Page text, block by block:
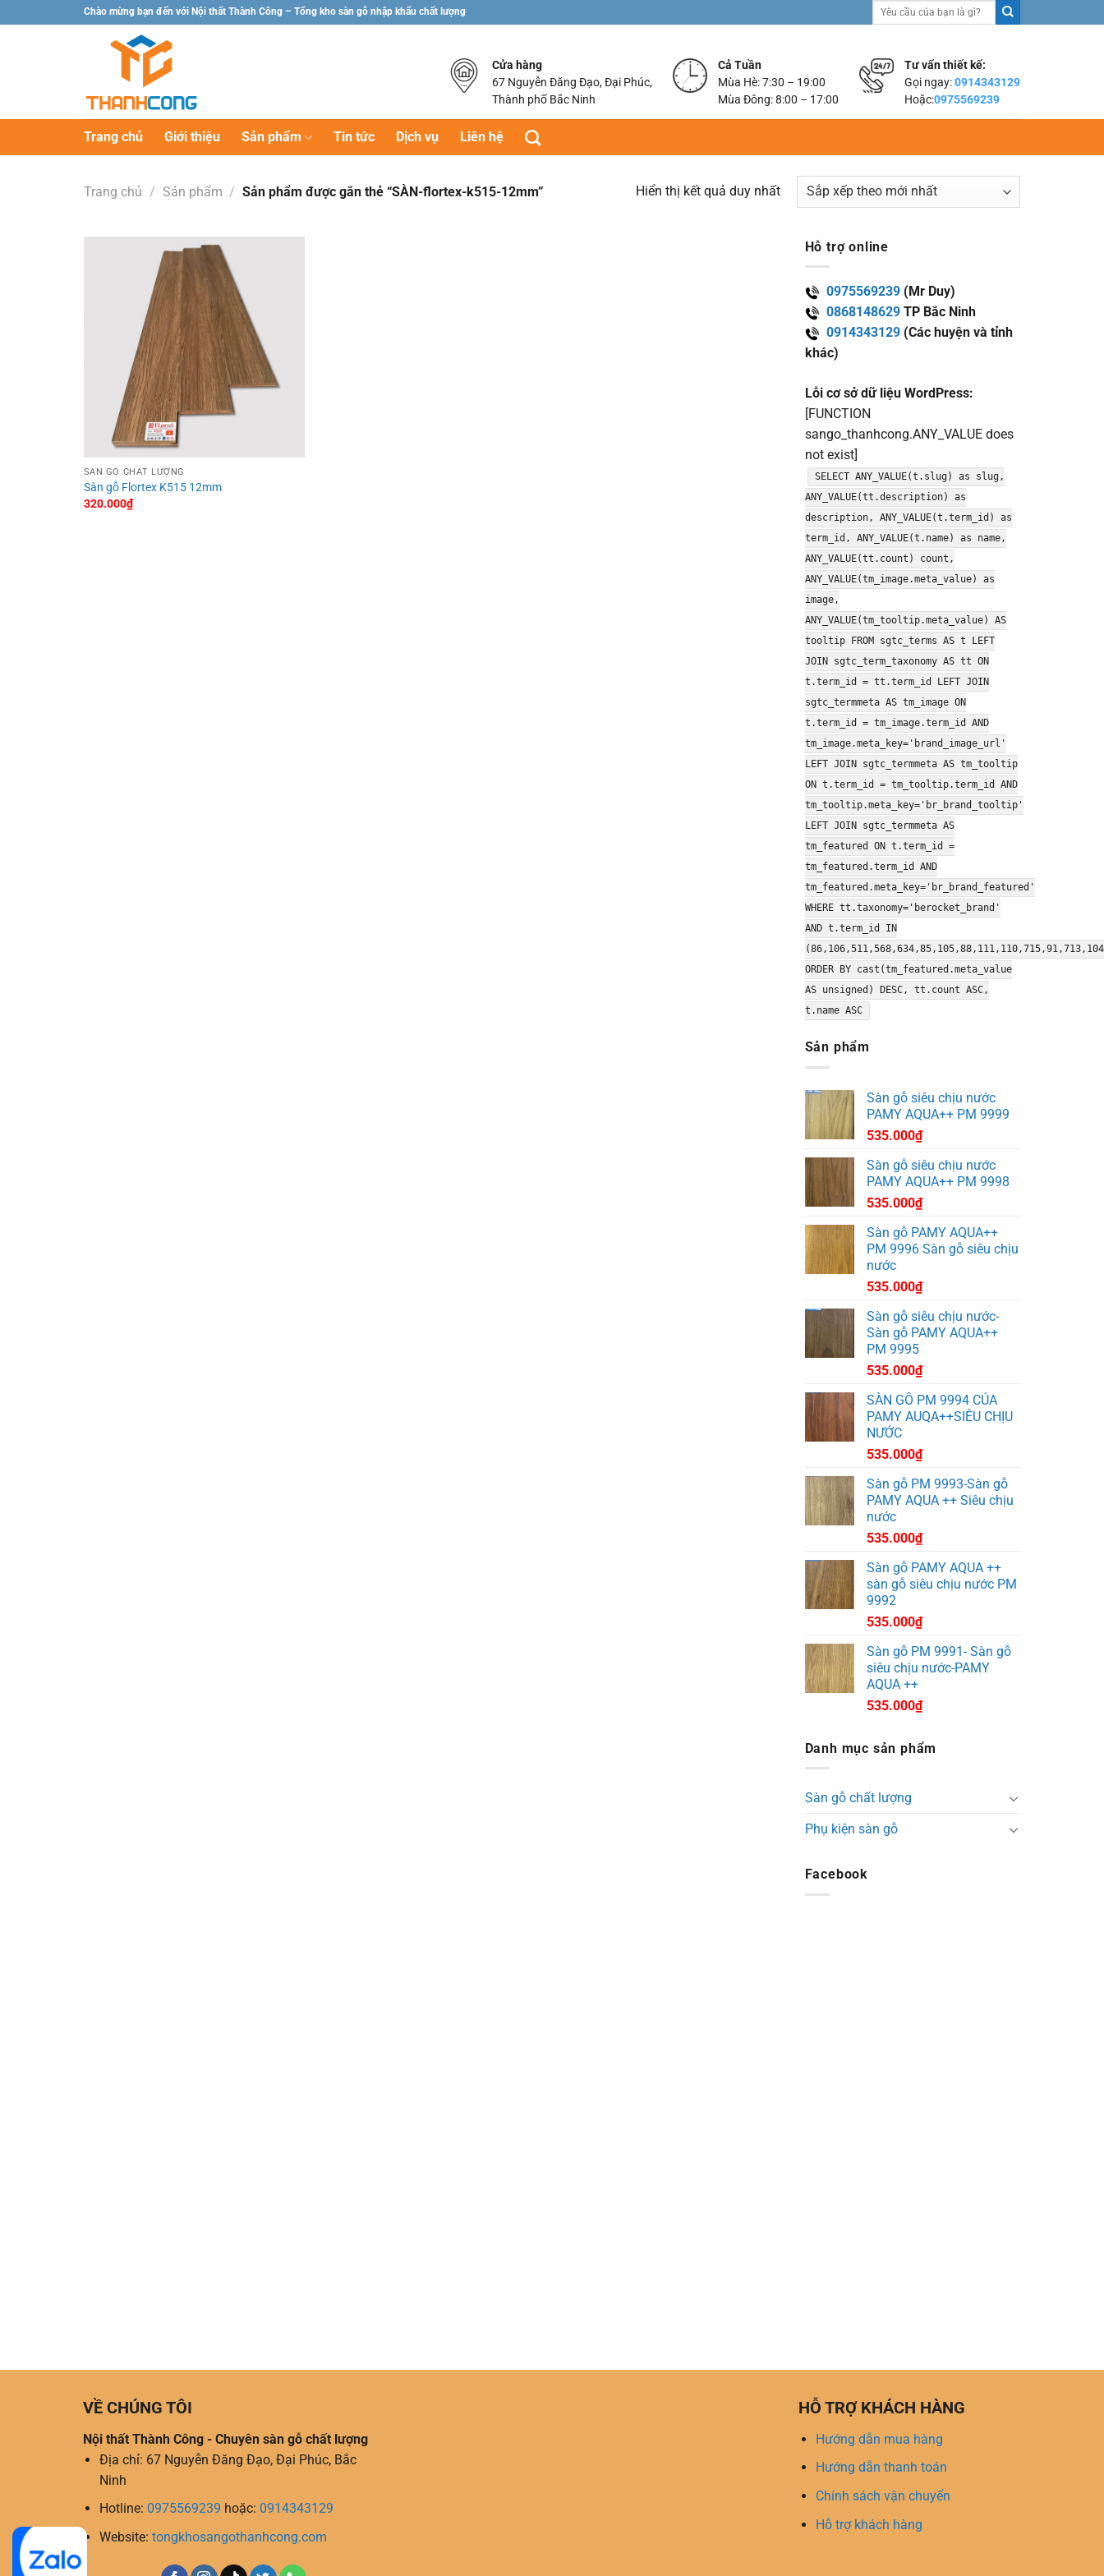
đến
Chào mừng bạn đến với Nội thất Thành Công – Tổng kho sàn gỗ nhập khẩu chất lượng
Tìm
Tư vấn thiết kế:
Gọi ngay:0914343129
Hoặc:0975569239
Cả Tuần
Mùa Hè: 7:30 – 19:00
Mùa Đông: 8:00 – 17:00
Cửa hàng
67 Nguyễn Đăng Đạo, Đại Phúc,
Thành phố Bắc Ninh
Trang chủ Giới thiệu Sản phẩm Tin tức Dịch vụ Liên hệ
Trang chủ / Sản phẩm / Sản phẩm được gắn thẻ “SÀN-flortex-k515-12mm” Hiển thị kết quả duy nhất
SÀN GỖ CHẤT LƯỢNG
Sàn gỗ Flortex K515 12mm
320.000₫
Hỗ trợ online
0975569239(Mr Duy)
0868148629TP Bắc Ninh
0914343129(Các huyện và tỉnh
khác)
Lỗi cơ sở dữ liệu WordPress:
[FUNCTION
sango_thanhcong.ANY_VALUE does
not exist]
SELECT ANY_VALUE(t.slug) as slug,
ANY_VALUE(tt.description) as
description, ANY_VALUE(t.term_id) as
term_id, ANY_VALUE(t.name) as name,
ANY_VALUE(tt.count) count,
ANY_VALUE(tm_image.meta_value) as
image,
ANY_VALUE(tm_tooltip.meta_value) AS
tooltip FROM sgtc_terms AS t LEFT
JOIN sgtc_term_taxonomy AS tt ON
t.term_id = tt.term_id LEFT JOIN
sgtc_termmeta AS tm_image ON
t.term_id = tm_image.term_id AND
tm_image.meta_key='brand_image_url'
LEFT JOIN sgtc_termmeta AS tm_tooltip
ON t.term_id = tm_tooltip.term_id AND
tm_tooltip.meta_key='br_brand_tooltip'
LEFT JOIN sgtc_termmeta AS
tm_featured ON t.term_id =
tm_featured.term_id AND
tm_featured.meta_key='br_brand_featured'
WHERE tt.taxonomy='berocket_brand'
AND t.term_id IN
ORDER BY cast(tm_featured.meta_value
AS unsigned) DESC, tt.count ASC,
t.name ASC
Sản phẩm
Sàn gỗ siêu chịu nước
PAMY AQUA++ PM 9999
535.000₫
Sàn gỗ siêu chịu nước
PAMY AQUA++ PM 9998
535.000₫
Sàn gỗ PAMY AQUA++
PM 9996 Sàn gỗ siêu chịu
nước
535.000₫
Sàn gỗ siêu chịu nước-
Sàn gỗ PAMY AQUA++
PM 9995
535.000₫
SÀN GỖ PM 9994 CỦA
PAMY AUQA++SIÊU CHỊU
NƯỚC
535.000₫
Sàn gỗ PM 9993-Sàn gỗ
PAMY AQUA ++ Siêu chịu
nước
535.000₫
Sàn gỗ PAMY AQUA ++
sàn gỗ siêu chịu nước PM
9992
535.000₫
Sàn gỗ PM 9991- Sàn gỗ
siêu chịu nước-PAMY
AQUA ++
535.000₫
Danh mục sản phẩm
Sàn gỗ chất lượng
Phụ kiện sàn gỗ
Facebook
VỀ CHÚNG TÔI
Nội thất Thành Công - Chuyên sàn gỗ chất lượng
Địa chỉ: 67 Nguyễn Đăng Đạo, Đại Phúc, Bắc
Ninh
Hotline: 0975569239 hoặc: 0914343129
Website:tongkhosangothanhcong.com
HỖ TRỢ KHÁCH HÀNG
Hướng dẫn mua hàng
Hướng dẫn thanh toán
Chính sách vận chuyển
Hỗ trợ khách hàng